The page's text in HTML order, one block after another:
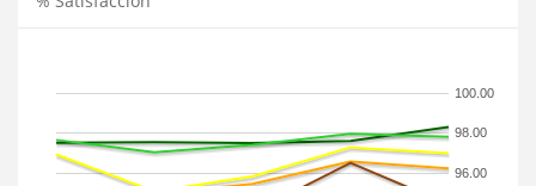
96.00
98.00
100.00